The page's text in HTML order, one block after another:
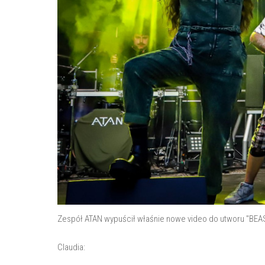
Zespół ATAN wypuścił właśnie nowe video do utworu
Claudia: